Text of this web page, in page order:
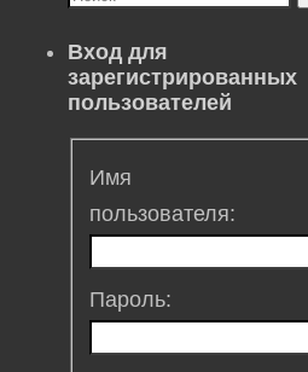
Вход для
зарегистрированных
пользователей
Имя
пользователя:
Пароль: